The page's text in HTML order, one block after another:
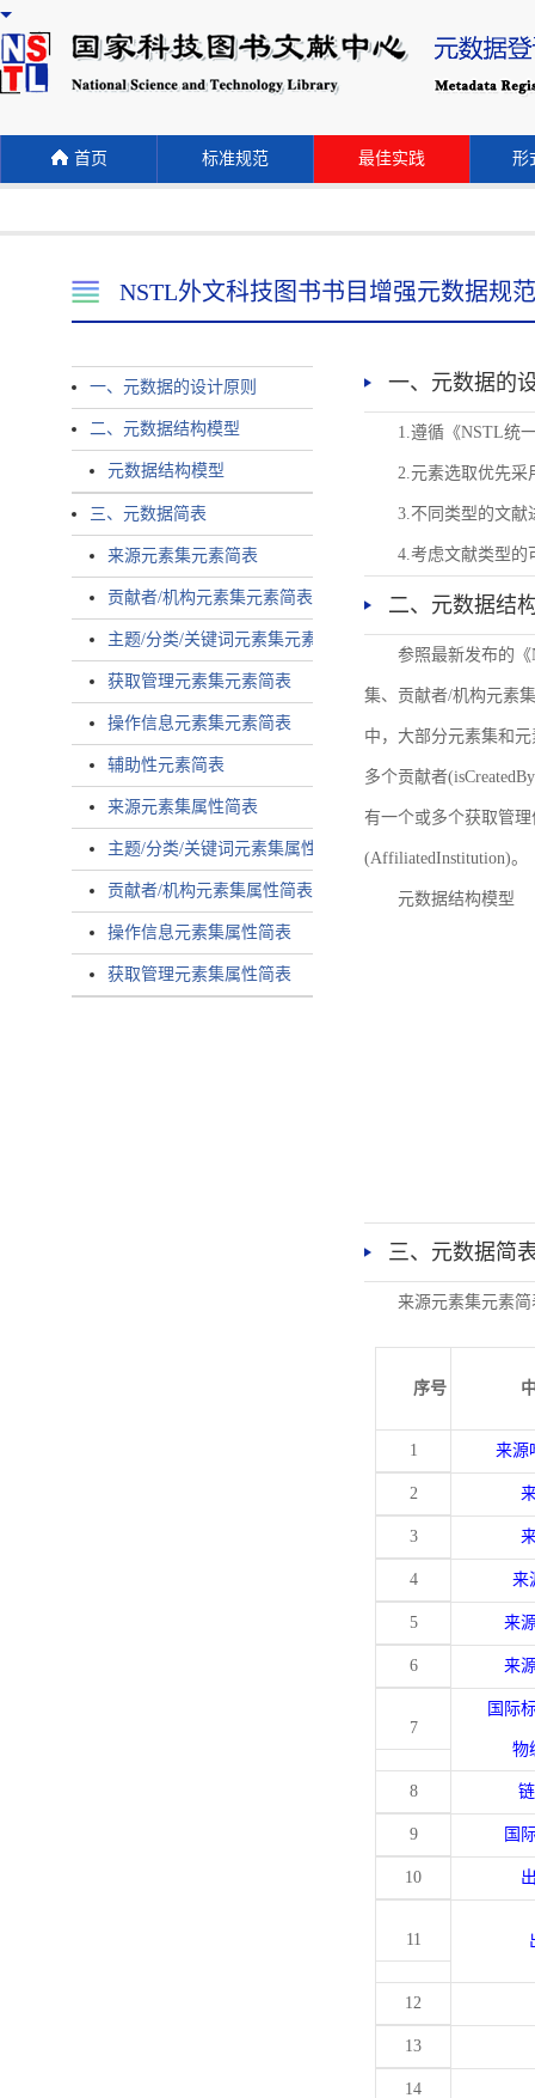
首页 标准规范 最佳实践 形
NSTL外文科技图书书目增强元数据规范
一、元数据的设计原则
二、元数据结构模型
元数据结构模型
三、元数据简表
来源元素集元素简表
贡献者/机构元素集元素简表
主题/分类/关键词元素集元素简表
获取管理元素集元素简表
操作信息元素集元素简表
辅助性元素简表
来源元素集属性简表
主题/分类/关键词元素集属性简表
贡献者/机构元素集属性简表
操作信息元素集属性简表
获取管理元素集属性简表
一、元数据的
1.遵循《NSTL统
2.元素选取优先采
3.不同类型的文献
4.考虑文献类型的
二、元数据结
参照最新发布的
集、贡献者/机构元素
中，大部分元素集和
多个贡献者
有一个或多个获取管理
(AffiliatedInstitution)。
元数据结构模型
三、元数据简
来源元素集元素简
序号
1 来源
2
3
4 来
5 来
6 来
7
国际
物
8
9 国
10
11
12
13
14